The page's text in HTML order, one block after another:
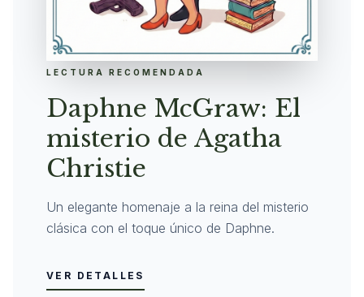
LECTURA RECOMENDADA
Daphne McGraw: El
misterio de Agatha
Christie
Un elegante homenaje a la reina del misterio
clásica con el toque único de Daphne.
VER DETALLES